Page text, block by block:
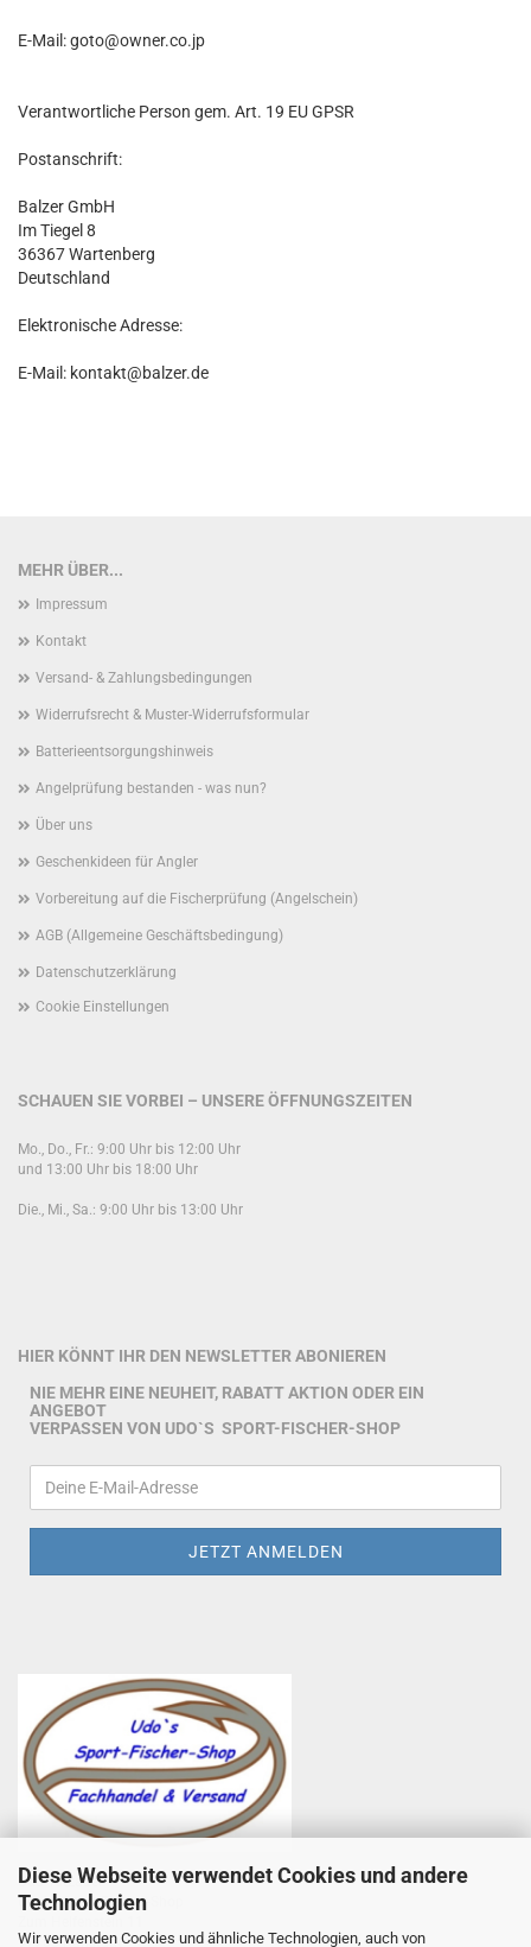
Diese Webseite verwendet Cookies und andere
Technologien
Wir verwenden Cookies und ähnliche Technologien, auch von
E-Mail: goto@owner.co.jp
Verantwortliche Person gem. Art. 19 EU GPSR
Postanschrift:
Balzer GmbH
Im Tiegel 8
36367 Wartenberg
Deutschland
Elektronische Adresse:
E-Mail: kontakt@balzer.de
MEHR ÜBER...
Impressum
Kontakt
Versand- & Zahlungsbedingungen
Widerrufsrecht & Muster-Widerrufsformular
Batterieentsorgungshinweis
Angelprüfung bestanden - was nun?
Über uns
Geschenkideen für Angler
Vorbereitung auf die Fischerprüfung (Angelschein)
AGB (Allgemeine Geschäftsbedingung)
Datenschutzerklärung
Cookie Einstellungen
SCHAUEN SIE VORBEI – UNSERE ÖFFNUNGSZEITEN
Mo., Do., Fr.: 9:00 Uhr bis 12:00 Uhr
und 13:00 Uhr bis 18:00 Uhr
Die., Mi., Sa.: 9:00 Uhr bis 13:00 Uhr
HIER KÖNNT IHR DEN NEWSLETTER ABONIEREN
NIE MEHR EINE NEUHEIT, RABATT AKTION ODER EIN
ANGEBOT
VERPASSEN VON UDO`S SPORT-FISCHER-SHOP
Udo Totzauer
Udo`s Sport-Fischer-Shop
97753 Karlstadt